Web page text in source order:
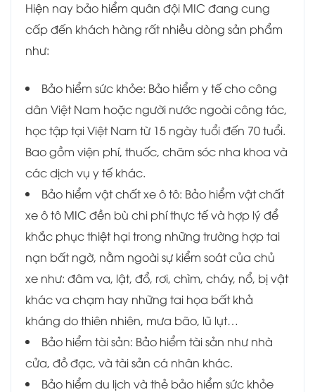
Hiện nay bảo hiểm quân đội MIC đang cung
cấp đến khách hàng rất nhiều dòng sản phẩm
như:
Bảo hiểm sức khỏe: Bảo hiểm y tế cho công
dân Việt Nam hoặc người nước ngoài công tác,
học tập tại Việt Nam từ 15 ngày tuổi đến 70 tuổi.
Bao gồm viện phí, thuốc, chăm sóc nha khoa và
các dịch vụ y tế khác.
Bảo hiểm vật chất xe ô tô: Bảo hiểm vật chất
xe ô tô MIC đền bù chi phí thực tế và hợp lý để
khắc phục thiệt hại trong những trường hợp tai
nạn bất ngờ, nằm ngoài sự kiểm soát của chủ
xe như: đâm va, lật, đổ, rơi, chìm, cháy, nổ, bị vật
khác va chạm hay những tai họa bất khả
kháng do thiên nhiên, mưa bão, lũ lụt…
Bảo hiểm tài sản: Bảo hiểm tài sản như nhà
cửa, đồ đạc, và tài sản cá nhân khác.
Bảo hiểm du lịch và thẻ bảo hiểm sức khỏe